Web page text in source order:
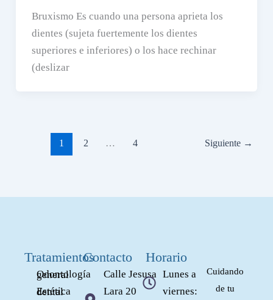
Bruxismo Es cuando una persona aprieta los
dientes (sujeta fuertemente los dientes
superiores e inferiores) o los hace rechinar
(deslizar
1 2 … 4 Siguiente →
Tratamientos
Odontología general
Estética dental
Contacto
Calle Jesusa
Lara 20
Horario
Lunes a
viernes:
Cuidando
de tu